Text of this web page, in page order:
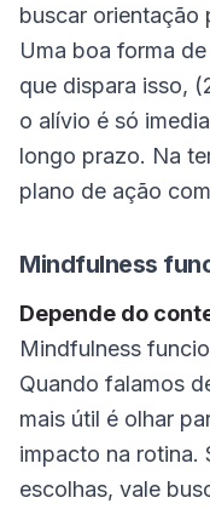
buscar orientação
Uma boa forma
que dispara isso,
o alívio é só
longo prazo. Na
plano de ação
Mindfulness
Depende do
Mindfulness
Quando falamos
mais útil é olhar
impacto na rotina.
escolhas, vale